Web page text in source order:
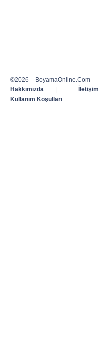
©2026 – BoyamaOnline.Com
Hakkımızda
| İletişim
Kullanım Koşulları